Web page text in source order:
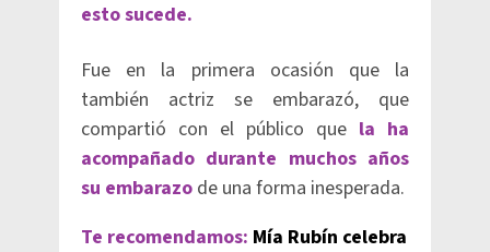
esto sucede.
Fue en la primera ocasión que la
también actriz se embarazó, que
compartió con el público que la ha
acompañado durante muchos años
su embarazo de una forma inesperada.
Te recomendamos: Mía Rubín celebra